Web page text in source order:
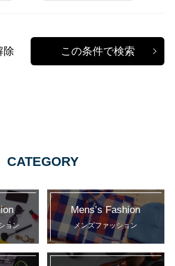
除 この条件で検索
CATEGORY
ョン
Mens’s Fashion
メンズファッション